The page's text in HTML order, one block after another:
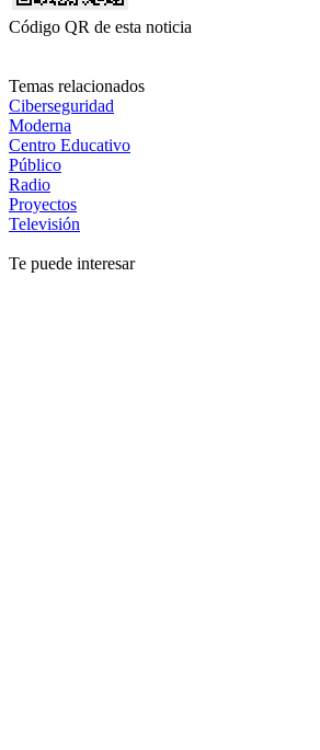
Código QR de esta noticia
Temas relacionados
Ciberseguridad
Moderna
Centro Educativo
Público
Radio
Proyectos
Televisión
Te puede interesar